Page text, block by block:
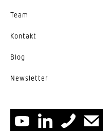
Team
Kontakt
Blog
News­letter